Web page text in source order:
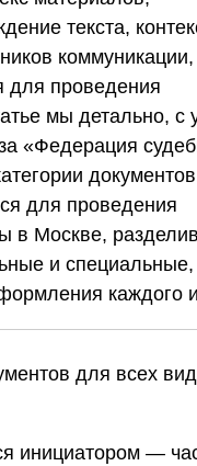
текста,
для проведения
мы детально, с
«Федерация
для проведения
в Москве,
и специальные,
каждого
для всех
инициатором —